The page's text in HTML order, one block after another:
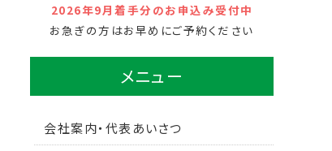
2026年9月着手分のお申込み受付中
お急ぎの方はお早めにご予約ください
メニュー
会社案内・代表あいさつ